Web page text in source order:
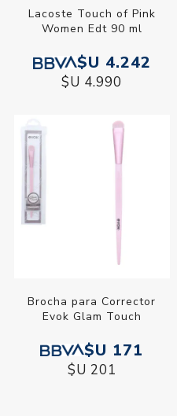
Lacoste Touch of Pink
Women Edt 90 ml
$U 4.242
$U 4.990
Brocha para Corrector
Evok Glam Touch
$U 171
$U 201